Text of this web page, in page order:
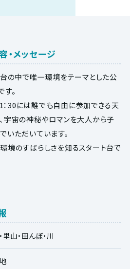
・メッセージ
の中で唯一環境をテーマとした公
。
30には誰でも自由に参加できる天
宇宙の神秘やロマンを大人から子
いただいています。
境のすばらしさを知るスタート台で
里山・田んぼ・川